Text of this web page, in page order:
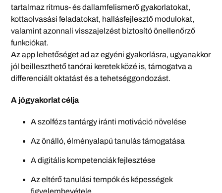
tartalmaz ritmus- és dallamfelismerő gyakorlatokat,
kottaolvasási feladatokat, hallásfejlesztő modulokat,
valamint azonnali visszajelzést biztosító önellenőrző
funkciókat.
Az app lehetőséget ad az egyéni gyakorlásra, ugyanakkor
jól beilleszthető tanórai keretek közé is, támogatva a
differenciált oktatást és a tehetséggondozást.
A jógyakorlat célja
A szolfézs tantárgy iránti motiváció növelése
Az önálló, élményalapú tanulás támogatása
A digitális kompetenciák fejlesztése
Az eltérő tanulási tempók és képességek
figyelembevétele